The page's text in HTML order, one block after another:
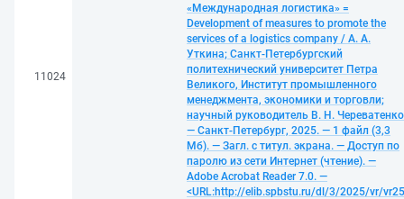
11024
«Международная логистика» =
Development of measures to promote the
services of a logistics company / А. А.
Уткина; Санкт-Петербургский
политехнический университет Петра
Великого, Институт промышленного
менеджмента, экономики и торговли;
научный руководитель В. Н.
— Санкт-Петербург, 2025. — 1 файл (3,3
Мб). — Загл. с титул. экрана. — Доступ по
паролю из сети Интернет (чтение). —
Adobe Acrobat Reader 7.0. —
<URL:http://elib.spbstu.ru/dl/3/2025/vr/